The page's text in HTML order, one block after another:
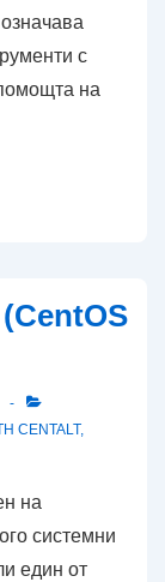
с
на
CENTALT,
на
системни
един от